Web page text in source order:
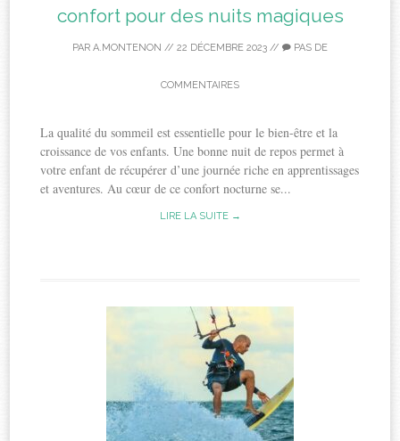
confort pour des nuits magiques
PAR A.MONTENON // 22 DÉCEMBRE 2023 // PAS DE
COMMENTAIRES
La qualité du sommeil est essentielle pour le bien-être et la
croissance de vos enfants. Une bonne nuit de repos permet à
votre enfant de récupérer d’une journée riche en apprentissages
et aventures. Au cœur de ce confort nocturne se...
LIRE LA SUITE →